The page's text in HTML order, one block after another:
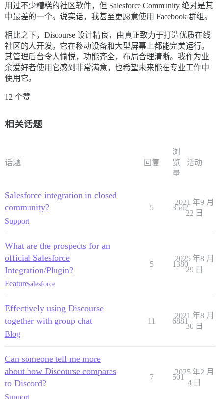
用过不少糟糕的社区软件，但 Salesforce Community 绝对是其
中最差的一个。说实话，我甚至更愿意使用 Facebook 群组。
相比之下，Discourse 设计精良，由真正致力于打造优质在线
社区的人开发。它在移动设备和大型屏幕上都能完美运行。
其管理后台令人愉悦，功能齐全，布局合理清晰。我作为业
余爱好者使用它感到非常满意，也希望未来能在专业工作中
使用它。
12 个赞
相关话题
话题 回复
浏
览
量
活动
Salesforce integration in closed
community?
Support
5 3542
2021 年9 月
22 日
What are the prospects for an
official Salesforce
Integration/Plugin?
Featuresalesforce
5 1380
2025 年8 月
29 日
Effectively using Discourse
together with group chat
Blog
11 6881
2021 年8 月
30 日
Can someone tell me more
about how Discourse compares
to Discord?
Support
7 501
2025 年2 月
4 日